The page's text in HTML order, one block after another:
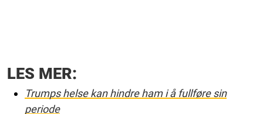
LES MER:
Trumps helse kan hindre ham i å fullføre sin
periode